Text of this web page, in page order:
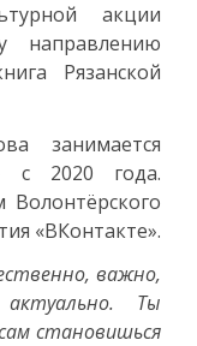
акции
направлению
Рязанской
занимается
с 2020 года.
Волонтёрского
«ВКонтакте».
важно,
Ты
становишься